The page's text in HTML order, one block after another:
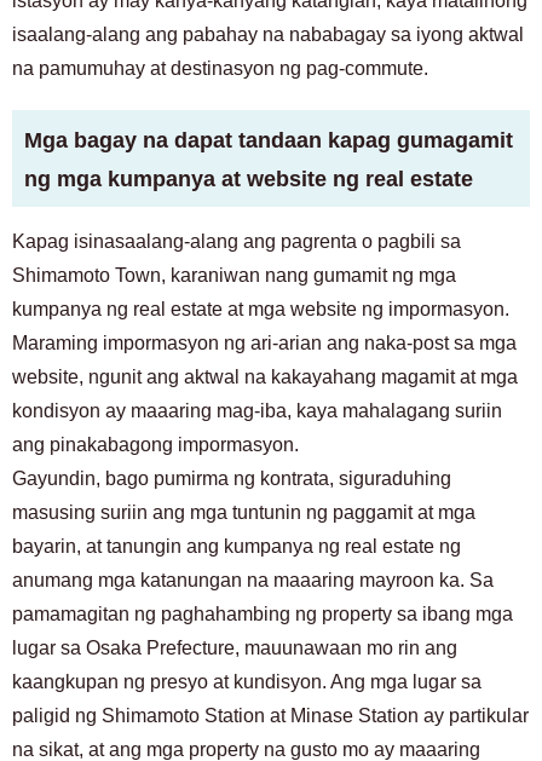
isaalang-alang ang pabahay na nababagay sa iyong aktwal
na pamumuhay at destinasyon ng pag-commute.
Mga bagay na dapat tandaan kapag gumagamit
ng mga kumpanya at website ng real estate
Kapag isinasaalang-alang ang pagrenta o pagbili sa
Shimamoto Town, karaniwan nang gumamit ng mga
kumpanya ng real estate at mga website ng impormasyon.
Maraming impormasyon ng ari-arian ang naka-post sa mga
website, ngunit ang aktwal na kakayahang magamit at mga
kondisyon ay maaaring mag-iba, kaya mahalagang suriin
ang pinakabagong impormasyon.
Gayundin, bago pumirma ng kontrata, siguraduhing
masusing suriin ang mga tuntunin ng paggamit at mga
bayarin, at tanungin ang kumpanya ng real estate ng
anumang mga katanungan na maaaring mayroon ka. Sa
pamamagitan ng paghahambing ng property sa ibang mga
lugar sa Osaka Prefecture, mauunawaan mo rin ang
kaangkupan ng presyo at kundisyon. Ang mga lugar sa
paligid ng Shimamoto Station at Minase Station ay partikular
na sikat, at ang mga property na gusto mo ay maaaring